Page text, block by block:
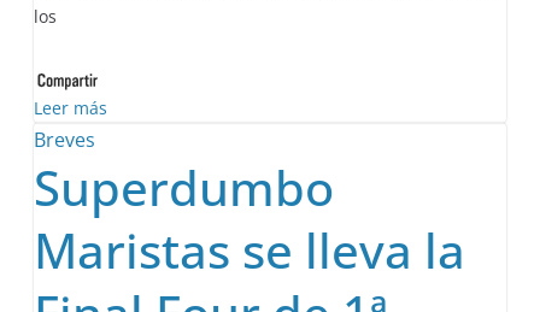
los
Leer más
Breves
Superdumbo
Maristas se lleva la